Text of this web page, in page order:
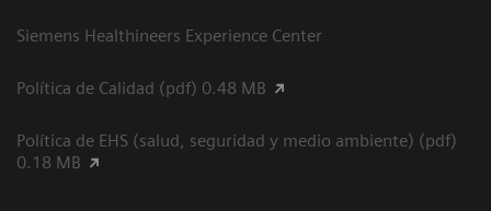
Siemens Healthineers Experience Center
Política de Calidad (pdf) 0.48 MB
Política de EHS (salud, seguridad y medio ambiente) (pdf)
0.18 MB